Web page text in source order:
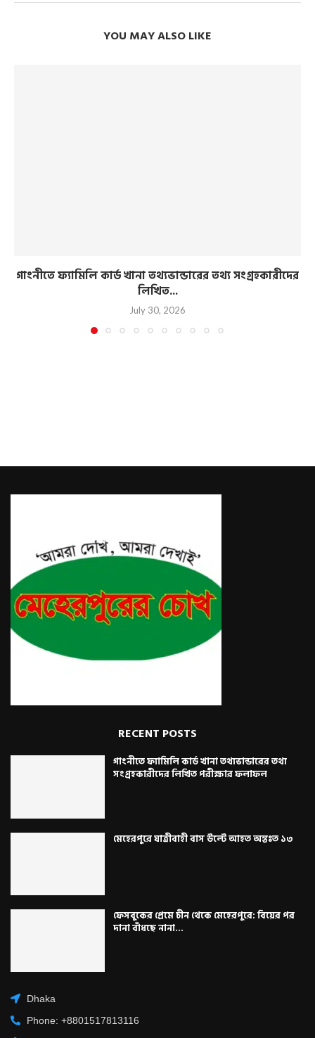
YOU MAY ALSO LIKE
গাংনীতে ফ্যামিলি কার্ড খানা তথ্যভান্ডারের তথ্য সংগ্রহকারীদের
লিখিত...
July 30, 2026
RECENT POSTS
গাংনীতে ফ্যামিলি কার্ড খানা তথ্যভান্ডারের তথ্য
সংগ্রহকারীদের লিখিত পরীক্ষার ফলাফল
মেহেরপুরে যাত্রীবাহী বাস উল্টে আহত অন্তঃত ১৩
ফেসবুকের প্রেমে চীন থেকে মেহেরপুরে: বিয়ের পর
দানা বাঁধছে নানা...
Dhaka
Phone: +8801517813116